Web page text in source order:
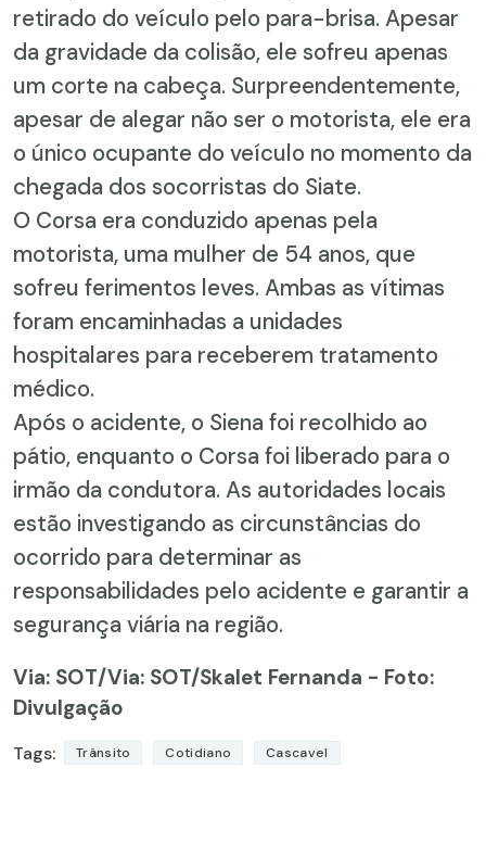
retirado do veículo pelo para-brisa. Apesar
da gravidade da colisão, ele sofreu apenas
um corte na cabeça. Surpreendentemente,
apesar de alegar não ser o motorista, ele era
o único ocupante do veículo no momento da
chegada dos socorristas do Siate.
O Corsa era conduzido apenas pela
motorista, uma mulher de 54 anos, que
sofreu ferimentos leves. Ambas as vítimas
foram encaminhadas a unidades
hospitalares para receberem tratamento
médico.
Após o acidente, o Siena foi recolhido ao
pátio, enquanto o Corsa foi liberado para o
irmão da condutora. As autoridades locais
estão investigando as circunstâncias do
ocorrido para determinar as
responsabilidades pelo acidente e garantir a
segurança viária na região.
Via: SOT/Via: SOT/Skalet Fernanda - Foto:
Divulgação
Tags: Trânsito Cotidiano Cascavel